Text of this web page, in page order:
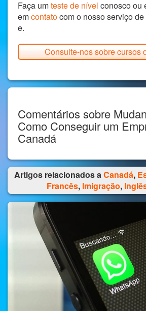
Faça umteste de nível conosco ou
emcontatocom o nosso serviço
e.
Consulte-nos sobre cursos
Comentários sobre
Como Conseguir um
Canadá
Artigos relacionados aCanadá,
Francês, Imigração,